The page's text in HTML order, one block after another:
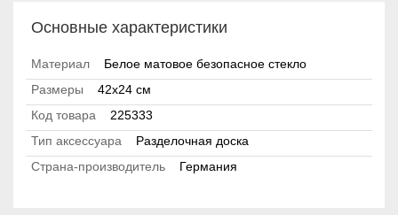
Основные характеристики
Материал
Белое матовое безопасное стекло
Размеры
42x24 см
Код товара
225333
Тип аксессуара
Разделочная доска
Страна-производитель
Германия